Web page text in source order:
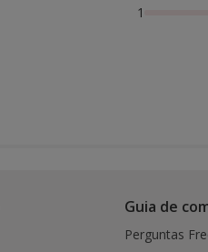
1
Guia de
Perguntas